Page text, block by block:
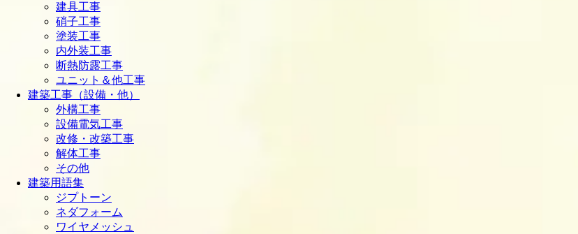
建具工事
硝子工事
塗装工事
内外装工事
断熱防露工事
ユニット＆他工事
建築工事（設備・他）
外構工事
設備電気工事
改修・改築工事
解体工事
その他
建築用語集
ジプトーン
ネダフォーム
ワイヤメッシュ